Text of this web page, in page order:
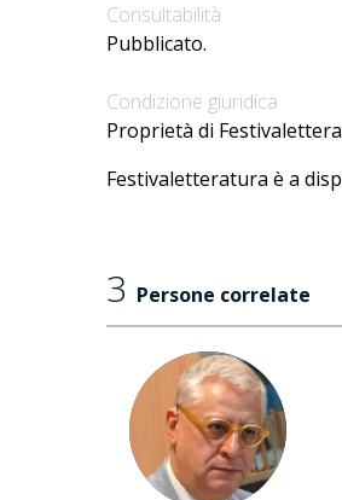
Consultabilità
Pubblicato.
Condizione giuridica
Proprietà di
Festivaletteratura è a
3 Persone correlate